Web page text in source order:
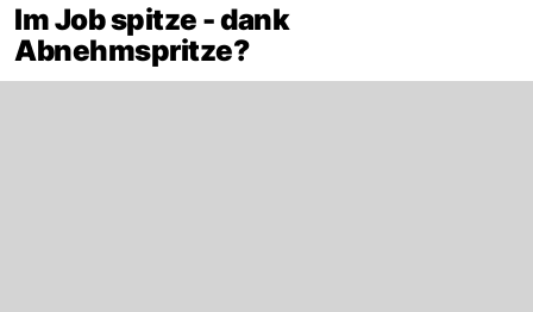
Im Job spitze - dank
Abnehmspritze?